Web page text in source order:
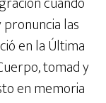
las
en la Última
tomad y
en memoria